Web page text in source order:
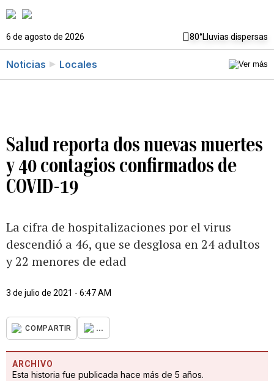
6 de agosto de 2026 80°Lluvias dispersas
Noticias Locales
Salud reporta dos nuevas muertes
y 40 contagios confirmados de
COVID-19
La cifra de hospitalizaciones por el virus
descendió a 46, que se desglosa en 24 adultos
y 22 menores de edad
3 de julio de 2021 - 6:47 AM
COMPARTIR ...
ARCHIVO
Esta historia fue publicada hace más de 5 años.